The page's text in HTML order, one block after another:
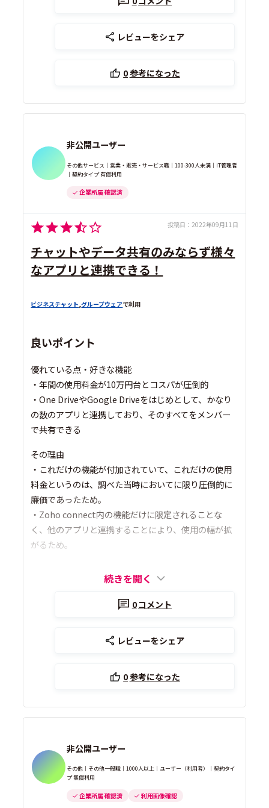
レビューをシェア
0参考になった
非公開ユーザー
その他サービス｜営業・販売・サービス職｜100-300人未満｜IT管理者
｜契約タイプ 有償利用
企業所属 確認済
投稿日： 2022年09月11日
チャットやデータ共有のみならず様々
なアプリと連携できる！
ビジネスチャット ,グループウェアで利用
良いポイント
優れている点・好きな機能
・年間の使用料金が10万円台とコスパが圧倒的
・One DriveやGoogle Driveをはじめとして、かなり
の数のアプリと連携しており、そのすべてをメンバー
で共有できる
その理由
・これだけの機能が付加されていて、これだけの使用
料金というのは、調べた当時においてに限り圧倒的に
廉価であったため。
・Zoho connect内の機能だけに限定されることな
く、他のアプリと連携することにより、使用の幅が拡
がるため。
続きを開く
0コメント
レビューをシェア
0参考になった
非公開ユーザー
その他｜その他一般職｜1000人以上｜ユーザー（利用者）｜契約タイ
プ 無償利用
企業所属 確認済 利用画像確認